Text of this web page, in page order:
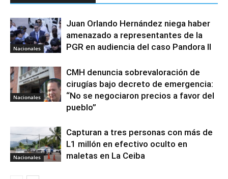
Nacionales
Juan Orlando Hernández niega haber
amenazado a representantes de la
PGR en audiencia del caso Pandora II
Nacionales
CMH denuncia sobrevaloración de
cirugías bajo decreto de emergencia:
“No se negociaron precios a favor del
pueblo”
Nacionales
Capturan a tres personas con más de
L1 millón en efectivo oculto en
maletas en La Ceiba